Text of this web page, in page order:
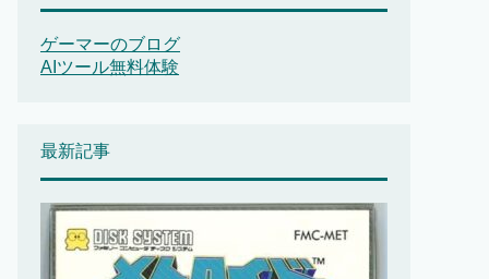
ゲーマーのブログ
AIツール無料体験
最新記事